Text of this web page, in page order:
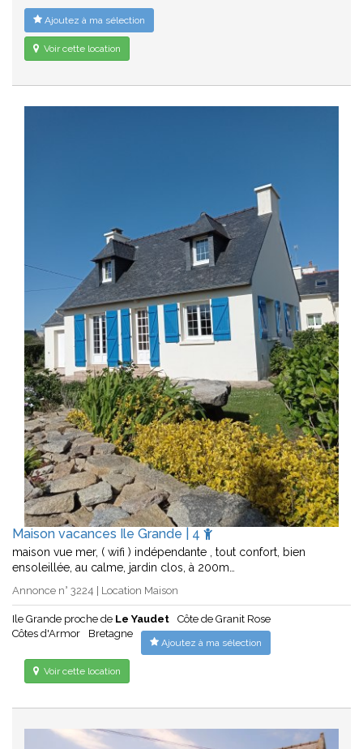
Ajoutez à ma sélection
Voir cette location
Maison vacances Ile Grande | 4
maison vue mer, ( wifi ) indépendante , tout confort, bien
ensoleillée, au calme, jardin clos, à 200m…
Annonce n° 3224 | Location Maison
Ile Grande proche de Le Yaudet
Côte de Granit Rose
Côtes d'Armor
Bretagne
Ajoutez à ma sélection
Voir cette location